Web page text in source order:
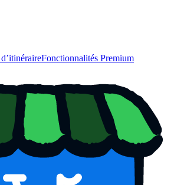
Fonctionnalités Premium